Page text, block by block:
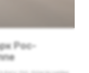
Рос-